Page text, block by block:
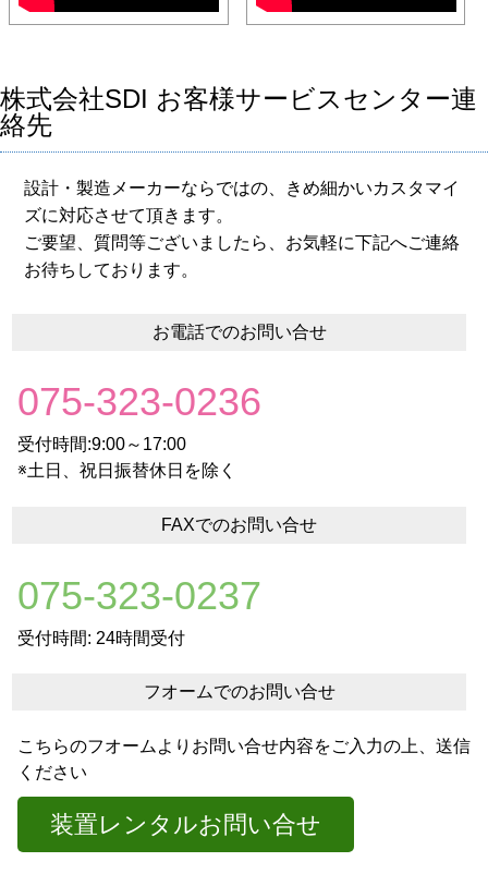
株式会社SDI お客様サービスセンター連
絡先
設計・製造メーカーならではの、きめ細かいカスタマイ
ズに対応させて頂きます。
ご要望、質問等ございましたら、お気軽に下記へご連絡
お待ちしております。
お電話でのお問い合せ
075-323-0236
受付時間:9:00～17:00
※土日、祝日振替休日を除く
FAXでのお問い合せ
075-323-0237
受付時間: 24時間受付
フオームでのお問い合せ
こちらのフオームよりお問い合せ内容をご入力の上、送信
ください
装置レンタルお問い合せ